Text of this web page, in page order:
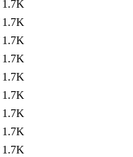
1.7K
1.7K
1.7K
1.7K
1.7K
1.7K
1.7K
1.7K
1.7K